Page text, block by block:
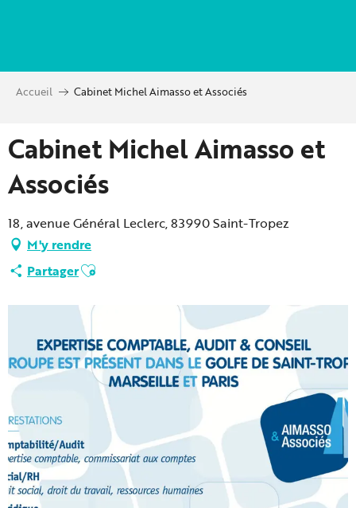
principal
Accueil Cabinet Michel Aimasso et Associés
Cabinet Michel Aimasso et
Associés
18, avenue Général Leclerc, 83990 Saint-Tropez
M'y rendre
PartagerAjouter aux favoris